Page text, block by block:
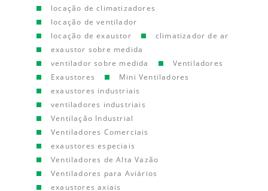
locação de climatizadores
locação de ventilador
locação de exaustor
climatizador de ar
exaustor sobre medida
ventilador sobre medida
Ventiladores
Exaustores
Mini Ventiladores
exaustores industriais
ventiladores industriais
Ventilação Industrial
Ventiladores Comerciais
exaustores especiais
Ventiladores de Alta Vazão
Ventiladores para Aviários
exaustores axiais